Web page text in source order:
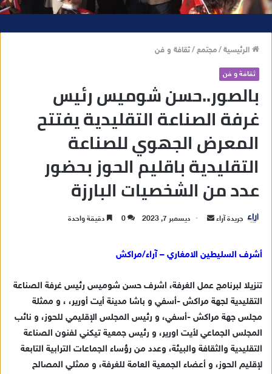
الرئيسية/مجتمع/ثقافة و فن
ثقافة و فن
بالصور..حسن شوميس رئيس
غرفة الصناعة التقليدية يفتتح
المعرض الجهوي للصناعة
التقليدية باقليم الحوز بحضور
عدد من الشخصيات البارزة
جريدة آراء
ي
د
ا
إ
ديسمبر 7, 2023 0 دقيقة واحدة
أشرف السليطين الامغاري – آراء/مراكش
تنزيلا لبرنامج عمل الغرفة، اشرف حسن شوميس رئيس غرفة الصناعة
التقليدية لجهة مراكش -أسفي و باشا مدينة أيت أورير، ، و ممثلة
مجلس جهة مراكش -أسفي، و رئيس المجلس الإقليمي للحوز، و نائب
المجلس الجماعي لأيت اورير، و رئيس جمعية تيكني لفنون الصناعة
التقليدية والثقافة والبيئة، وعدد من رؤساء الجماعات الترابية التابعة
لإقليم الحوز، و أعضاء الجمعية العامة للغرفة، و ممثلي المصالح